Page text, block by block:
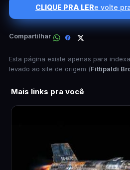
CLIQUE PRA LERe volte
Compartilhar
Esta página existe apenas para
levado ao site de origem (Fittipaldi
Mais links pra você